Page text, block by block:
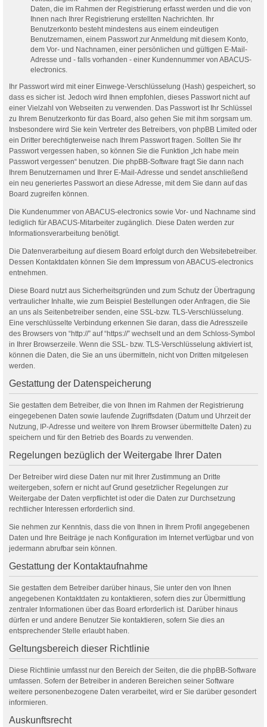
Daten, die im Rahmen der Registrierung erfasst werden und die von
Ihnen nach Ihrer Registrierung erstellten Nachrichten. Ihr
Benutzerkonto besteht mindestens aus einem eindeutigen
Benutzernamen, einem Passwort zur Anmeldung mit diesem Konto,
dem Vor- und Nachnamen, einer persönlichen und gültigen E-Mail-
Adresse und - falls vorhanden - einer Kundennummer von ABACUS-
electronics.
Ihr Passwort wird mit einer Einwege-Verschlüsselung (Hash) gespeichert, so
dass es sicher ist. Jedoch wird Ihnen empfohlen, dieses Passwort nicht auf
einer Vielzahl von Webseiten zu verwenden. Das Passwort ist Ihr Schlüssel
zu Ihrem Benutzerkonto für das Board, also gehen Sie mit ihm sorgsam um.
Insbesondere wird Sie kein Vertreter des Betreibers, von phpBB Limited oder
ein Dritter berechtigterweise nach Ihrem Passwort fragen. Sollten Sie Ihr
Passwort vergessen haben, so können Sie die Funktion „Ich habe mein
Passwort vergessen“ benutzen. Die phpBB-Software fragt Sie dann nach
Ihrem Benutzernamen und Ihrer E-Mail-Adresse und sendet anschließend
ein neu generiertes Passwort an diese Adresse, mit dem Sie dann auf das
Board zugreifen können.
Die Kundenummer von ABACUS-electronics sowie Vor- und Nachname sind
lediglich für ABACUS-Mitarbeiter zugänglich. Diese Daten werden zur
Informationsverarbeitung benötigt.
Die Datenverarbeitung auf diesem Board erfolgt durch den Websitebetreiber.
Dessen Kontaktdaten können Sie dem Impressum von ABACUS-electronics
entnehmen.
Diese Board nutzt aus Sicherheitsgründen und zum Schutz der Übertragung
vertraulicher Inhalte, wie zum Beispiel Bestellungen oder Anfragen, die Sie
an uns als Seitenbetreiber senden, eine SSL-bzw. TLS-Verschlüsselung.
Eine verschlüsselte Verbindung erkennen Sie daran, dass die Adresszeile
des Browsers von “http://” auf “https://” wechselt und an dem Schloss-Symbol
in Ihrer Browserzeile. Wenn die SSL- bzw. TLS-Verschlüsselung aktiviert ist,
können die Daten, die Sie an uns übermitteln, nicht von Dritten mitgelesen
werden.
Gestattung der Datenspeicherung
Sie gestatten dem Betreiber, die von Ihnen im Rahmen der Registrierung
eingegebenen Daten sowie laufende Zugriffsdaten (Datum und Uhrzeit der
Nutzung, IP-Adresse und weitere von Ihrem Browser übermittelte Daten) zu
speichern und für den Betrieb des Boards zu verwenden.
Regelungen bezüglich der Weitergabe Ihrer Daten
Der Betreiber wird diese Daten nur mit Ihrer Zustimmung an Dritte
weitergeben, sofern er nicht auf Grund gesetzlicher Regelungen zur
Weitergabe der Daten verpflichtet ist oder die Daten zur Durchsetzung
rechtlicher Interessen erforderlich sind.
Sie nehmen zur Kenntnis, dass die von Ihnen in Ihrem Profil angegebenen
Daten und Ihre Beiträge je nach Konfiguration im Internet verfügbar und von
jedermann abrufbar sein können.
Gestattung der Kontaktaufnahme
Sie gestatten dem Betreiber darüber hinaus, Sie unter den von Ihnen
angegebenen Kontaktdaten zu kontaktieren, sofern dies zur Übermittlung
zentraler Informationen über das Board erforderlich ist. Darüber hinaus
dürfen er und andere Benutzer Sie kontaktieren, sofern Sie dies an
entsprechender Stelle erlaubt haben.
Geltungsbereich dieser Richtlinie
Diese Richtlinie umfasst nur den Bereich der Seiten, die die phpBB-Software
umfassen. Sofern der Betreiber in anderen Bereichen seiner Software
weitere personenbezogene Daten verarbeitet, wird er Sie darüber gesondert
informieren.
Auskunftsrecht